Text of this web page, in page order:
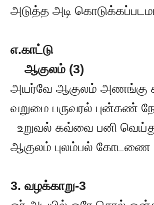
அடுத்த அடி
எ.காட்டு
ஆகுலம் (3)
அயர்வே ஆகுலம் அணங்கு
வறுமை பருவரல் புன்கண்
ஆகுலம் புலம்பல் கோடணை
3. வழக்காறு-3